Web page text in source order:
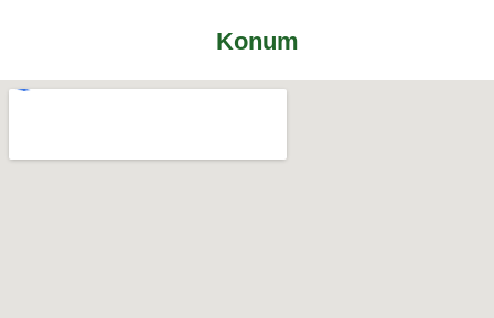
Konum